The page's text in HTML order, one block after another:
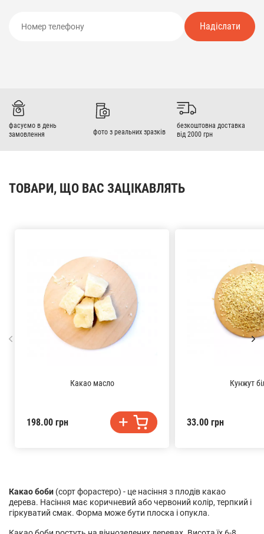
Надіслати
фасуємо в день
замовлення
фото з реальних зразків
безкоштовна доставка
від 2000 грн
Какао боби (сорт форастеро) - це насіння з плодів какао
дерева. Насіння має коричневий або червоний колір, терпкий і
гіркуватий смак. Форма може бути плоска і опукла.
ТОВАРИ, ЩО ВАС ЗАЦІКАВЛЯТЬ
Какао масло
198.00 грн
Кунжут
33.00 грн